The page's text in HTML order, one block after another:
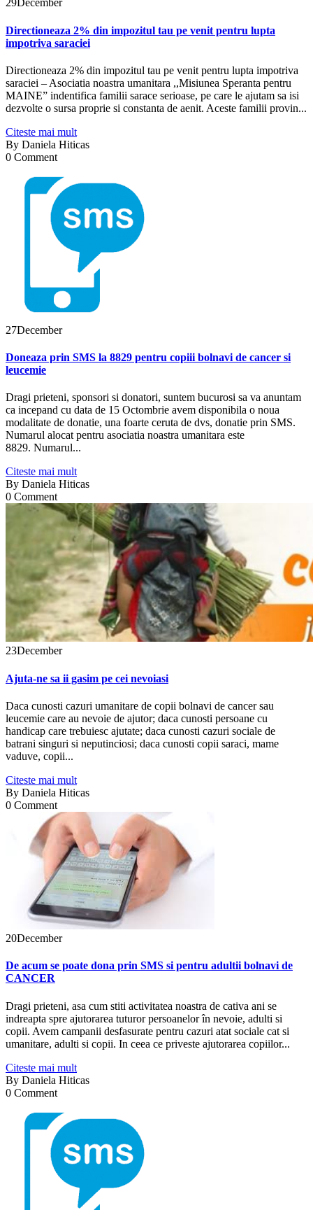
29 December
Directioneaza 2% din impozitul tau pe venit pentru lupta
impotriva saraciei
Directioneaza 2% din impozitul tau pe venit pentru lupta impotriva
saraciei – Asociatia noastra umanitara ,,Misiunea Speranta pentru
MAINE” indentifica familii sarace serioase, pe care le ajutam sa isi
dezvolte o sursa proprie si constanta de aenit. Aceste familii provin...
Citeste mai mult
By Daniela Hiticas
0 Comment
27December
Doneaza prin SMS la 8829 pentru copiii bolnavi de cancer si
leucemie
Dragi prieteni, sponsori si donatori, suntem bucurosi sa va anuntam
ca incepand cu data de 15 Octombrie avem disponibila o noua
modalitate de donatie, una foarte ceruta de dvs, donatie prin SMS.
Numarul alocat pentru asociatia noastra umanitara este
8829. Numarul...
Citeste mai mult
By Daniela Hiticas
0 Comment
23December
Ajuta-ne sa ii gasim pe cei nevoiasi
Daca cunosti cazuri umanitare de copii bolnavi de cancer sau
leucemie care au nevoie de ajutor; daca cunosti persoane cu
handicap care trebuiesc ajutate; daca cunosti cazuri sociale de
batrani singuri si neputinciosi; daca cunosti copii saraci, mame
vaduve, copii...
Citeste mai mult
By Daniela Hiticas
0 Comment
20December
De acum se poate dona prin SMS si pentru adultii bolnavi de
CANCER
Dragi prieteni, asa cum stiti activitatea noastra de cativa ani se
indreapta spre ajutorarea tuturor persoanelor în nevoie, adulti si
copii. Avem campanii desfasurate pentru cazuri atat sociale cat si
umanitare, adulti si copii. In ceea ce priveste ajutorarea copiilor...
Citeste mai mult
By Daniela Hiticas
0 Comment